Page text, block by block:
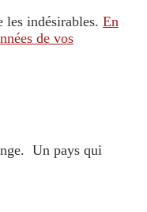
indésirables. En
de vos
Un pays qui